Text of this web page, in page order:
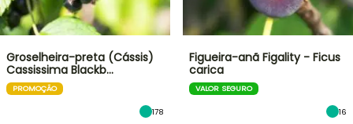
Groselheira-preta (Cássis)
Cassissima Blackb…
PROMOÇÃO
178
Figueira-anã Figality - Ficus
carica
VALOR SEGURO
16